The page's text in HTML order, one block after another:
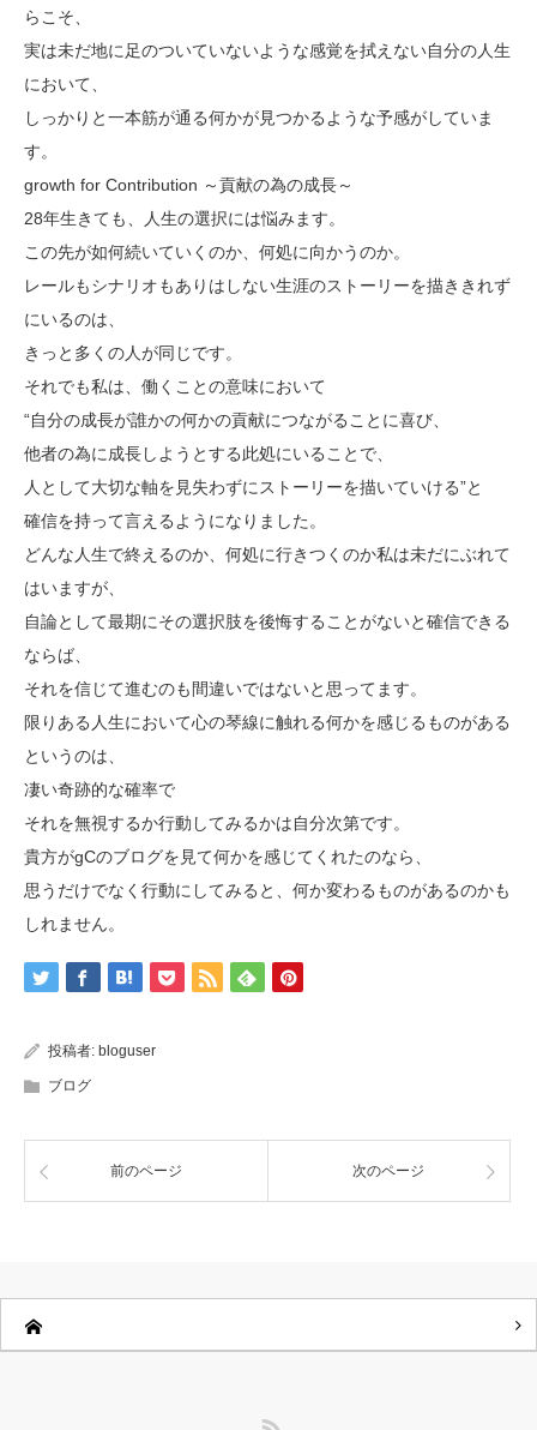
らこそ、
実は未だ地に足のついていないような感覚を拭えない自分の人生
において、
しっかりと一本筋が通る何かが見つかるような予感がしていま
す。
growth for Contribution ～貢献の為の成長～
28年生きても、人生の選択には悩みます。
この先が如何続いていくのか、何処に向かうのか。
レールもシナリオもありはしない生涯のストーリーを描ききれず
にいるのは、
きっと多くの人が同じです。
それでも私は、働くことの意味において
“自分の成長が誰かの何かの貢献につながることに喜び、
他者の為に成長しようとする此処にいることで、
人として大切な軸を見失わずにストーリーを描いていける”と
確信を持って言えるようになりました。
どんな人生で終えるのか、何処に行きつくのか私は未だにぶれて
はいますが、
自論として最期にその選択肢を後悔することがないと確信できる
ならば、
それを信じて進むのも間違いではないと思ってます。
限りある人生において心の琴線に触れる何かを感じるものがある
というのは、
凄い奇跡的な確率で
それを無視するか行動してみるかは自分次第です。
貴方がgCのブログを見て何かを感じてくれたのなら、
思うだけでなく行動にしてみると、何か変わるものがあるのかも
しれません。
投稿者: bloguser
ブログ
前のページ 次のページ